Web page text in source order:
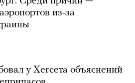
из-за
у Хегсета объяснений